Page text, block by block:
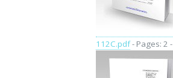
112C.pdf- Pages: 2 -